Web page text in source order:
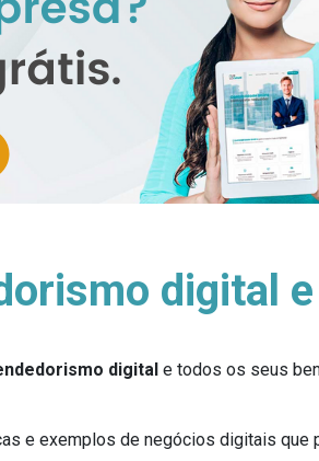
digital
digital e todos os seus
e exemplos de negócios digitais